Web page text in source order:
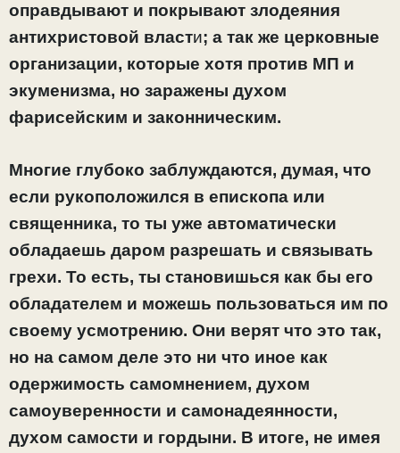
оправдывают и покрывают злодеяния
антихристовой власти; а так же церковные
организации, которые хотя против МП и
экуменизма, но заражены духом
фарисейским и законническим.
Многие глубоко заблуждаются, думая, что
если рукоположился в епископа или
священника, то ты уже автоматически
обладаешь даром разрешать и связывать
грехи. То есть, ты становишься как бы его
обладателем и можешь пользоваться им по
своему усмотрению. Они верят что это так,
но на самом деле это ни что иное как
одержимость самомнением, духом
самоуверенности и самонадеянности,
духом самости и гордыни. В итоге, не имея